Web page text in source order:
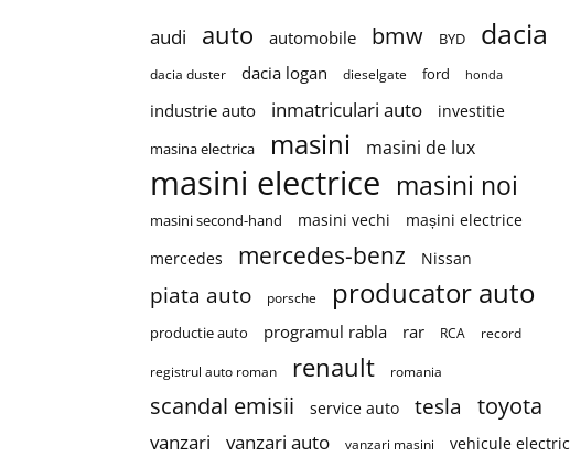
audi auto automobile bmw BYD dacia
dacia duster dacia logan dieselgate ford honda
industrie auto inmatriculari auto investitie
masina electrica masini masini de lux
masini electrice masini noi
masini second-hand masini vechi
mașini electrice
mercedes
mercedes-benz Nissan
piata auto porsche producator auto
productie auto programul rabla rar RCA record
registrul auto roman renault romania
scandal emisii service auto tesla toyota
vanzari vanzari auto vanzari masini vehicule